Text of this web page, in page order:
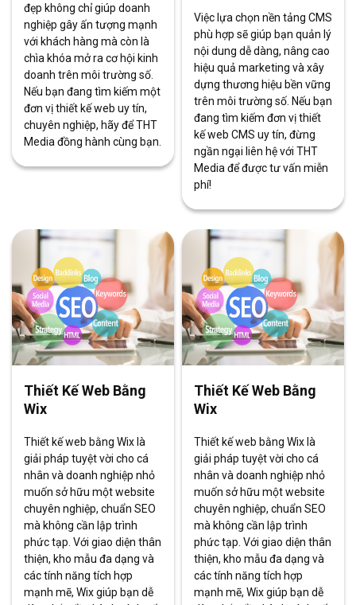
đẹp không chỉ giúp doanh
nghiệp gây ấn tượng mạnh
với khách hàng mà còn là
chìa khóa mở ra cơ hội kinh
doanh trên môi trường số.
Nếu bạn đang tìm kiếm một
đơn vị thiết kế web uy tín,
chuyên nghiệp, hãy để THT
Media đồng hành cùng bạn.
Việc lựa chọn nền tảng CMS
phù hợp sẽ giúp bạn quản lý
nội dung dễ dàng, nâng cao
hiệu quả marketing và xây
dựng thương hiệu bền vững
trên môi trường số. Nếu bạn
đang tìm kiếm đơn vị thiết
kế web CMS uy tín, đừng
ngần ngại liên hệ với THT
Media để được tư vấn miễn
phí!
Thiết Kế Web Bằng
Wix
Thiết kế web bằng Wix là
giải pháp tuyệt vời cho cá
nhân và doanh nghiệp nhỏ
muốn sở hữu một website
chuyên nghiệp, chuẩn SEO
mà không cần lập trình
phức tạp. Với giao diện thân
thiện, kho mẫu đa dạng và
các tính năng tích hợp
mạnh mẽ, Wix giúp bạn dễ
Thiết Kế Web Bằng
Wix
Thiết kế web bằng Wix là
giải pháp tuyệt vời cho cá
nhân và doanh nghiệp nhỏ
muốn sở hữu một website
chuyên nghiệp, chuẩn SEO
mà không cần lập trình
phức tạp. Với giao diện thân
thiện, kho mẫu đa dạng và
các tính năng tích hợp
mạnh mẽ, Wix giúp bạn dễ